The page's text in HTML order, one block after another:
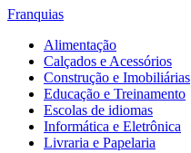
Franquias
Alimentação
Calçados e Acessórios
Construção e Imobiliárias
Educação e Treinamento
Escolas de idiomas
Informática e Eletrônica
Livraria e Papelaria